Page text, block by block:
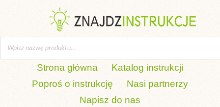
Strona główna
Katalog instrukcji
Poproś o instrukcję
Nasi partnerzy
Napisz do nas